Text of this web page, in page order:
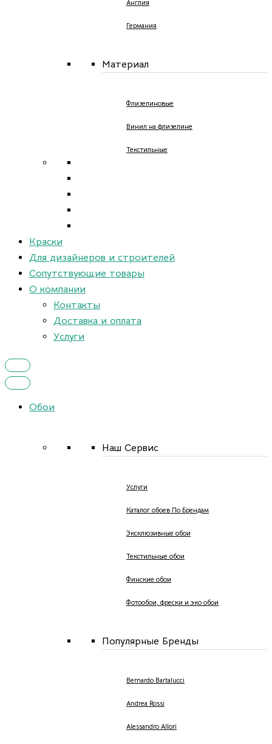
Англия
Германия
Материал
Флизелиновые
Винил на флизелине
Текстильные
Краски
Для дизайнеров и строителей
Сопутствующие товары
О компании
Контакты
Доставка и оплата
Услуги
Обои
Наш Сервис
Услуги
Каталог обоев По Брендам
Эксклюзивные обои
Текстильные обои
Финские обои
Фотообои, фрески и эко обои
Популярные Бренды
Bernardo Bartalucci
Andrea Rossi
Alessandro Allori